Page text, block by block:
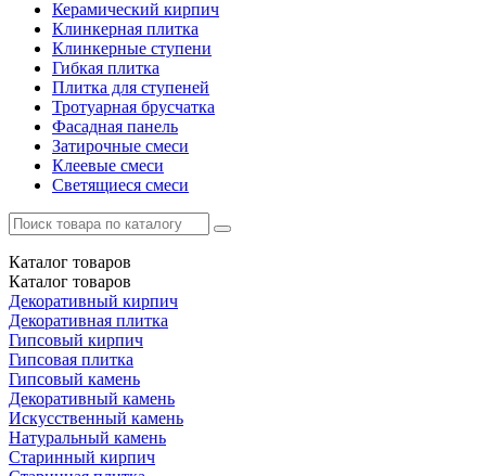
Керамический кирпич
Клинкерная плитка
Клинкерные ступени
Гибкая плитка
Плитка для ступеней
Тротуарная брусчатка
Фасадная панель
Затирочные смеси
Клеевые смеси
Светящиеся смеси
Каталог товаров
Каталог товаров
Декоративный кирпич
Декоративная плитка
Гипсовый кирпич
Гипсовая плитка
Гипсовый камень
Декоративный камень
Искусственный камень
Натуральный камень
Старинный кирпич